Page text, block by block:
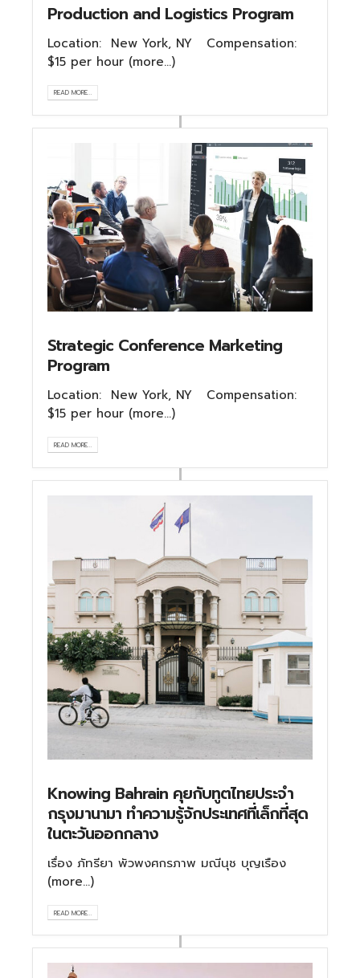
Production and Logistics Program
Location: New York, NY Compensation:
$15 per hour (more…)
READ MORE...
Strategic Conference Marketing
Program
Location: New York, NY Compensation:
$15 per hour (more…)
READ MORE...
Knowing Bahrain คุยกับทูตไทยประจำ
กรุงมานามา ทำความรู้จักประเทศที่เล็กที่สุด
ในตะวันออกกลาง
เรื่อง ภัทรียา พัวพงศกรภาพ มณีนุช บุญเรือง
(more…)
READ MORE...